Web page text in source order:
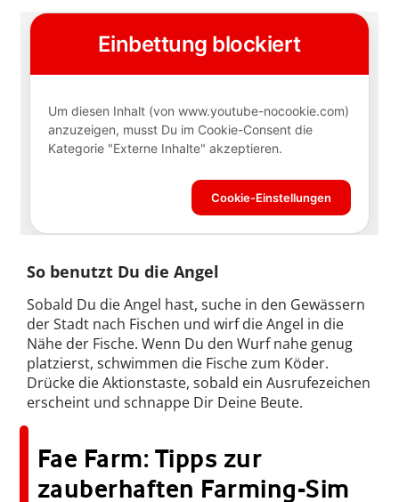
So benutzt Du die Angel
Sobald Du die Angel hast, suche in den Gewässern
der Stadt nach Fischen und wirf die Angel in die
Nähe der Fische. Wenn Du den Wurf nahe genug
platzierst, schwimmen die Fische zum Köder.
Drücke die Aktionstaste, sobald ein Ausrufezeichen
erscheint und schnappe Dir Deine Beute.
Fae Farm: Tipps zur
zauberhaften Farming-Sim